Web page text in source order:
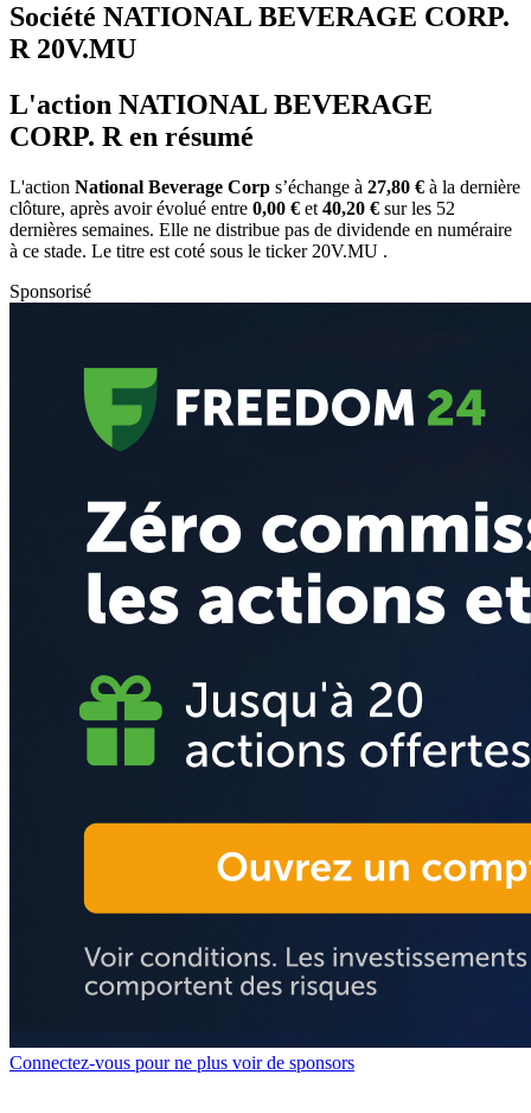
Société NATIONAL BEVERAGE CORP.
R 20V.MU
L'action NATIONAL BEVERAGE
CORP. R en résumé
L'action National Beverage Corp s’échange à 27,80 € à la dernière
clôture, après avoir évolué entre 0,00 € et 40,20 € sur les 52
dernières semaines. Elle ne distribue pas de dividende en numéraire
à ce stade. Le titre est coté sous le ticker 20V.MU .
Sponsorisé
Connectez-vous pour ne plus voir de sponsors